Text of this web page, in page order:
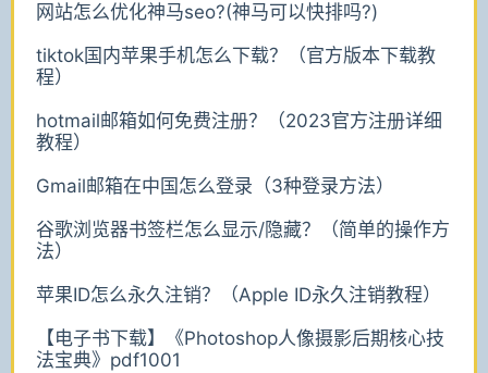
网站怎么优化神马seo?(神马可以快排吗?)
tiktok国内苹果手机怎么下载？（官方版本下载教
程）
hotmail邮箱如何免费注册？（2023官方注册详细
教程）
Gmail邮箱在中国怎么登录（3种登录方法）
谷歌浏览器书签栏怎么显示/隐藏？（简单的操作方
法）
苹果ID怎么永久注销？（Apple ID永久注销教程）
【电子书下载】《Photoshop人像摄影后期核心技
法宝典》pdf1001